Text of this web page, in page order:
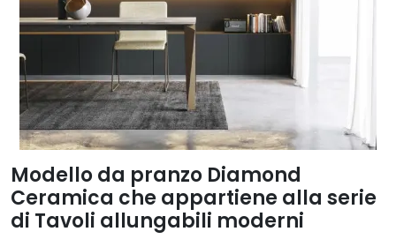
Modello da pranzo Diamond
Ceramica che appartiene alla serie
di Tavoli allungabili moderni